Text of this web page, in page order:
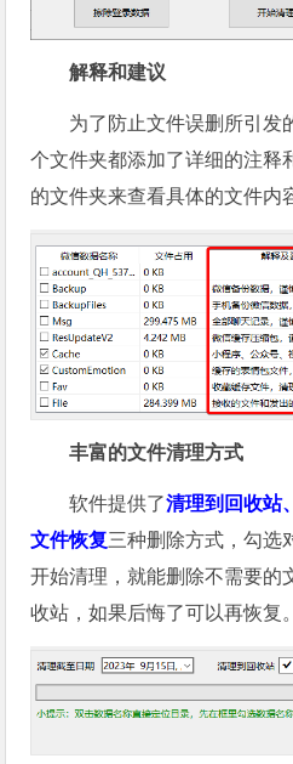
解释和建议
为了防止文件误删所引发
个文件夹都添加了详细的注释
的文件夹来查看具体的文件内
丰富的文件清理方式
软件提供了清理到回收站
文件恢复三种删除方式，勾选
开始清理，就能删除不需要的
收站，如果后悔了可以再恢复。